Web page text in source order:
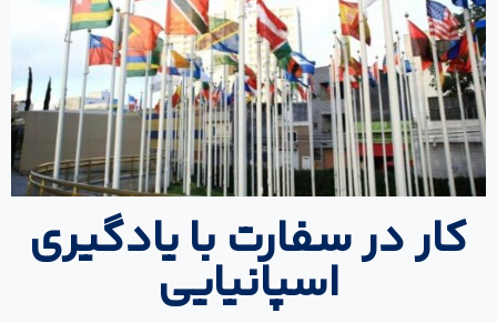
کار در سفارت با یادگیری
اسپانیایی